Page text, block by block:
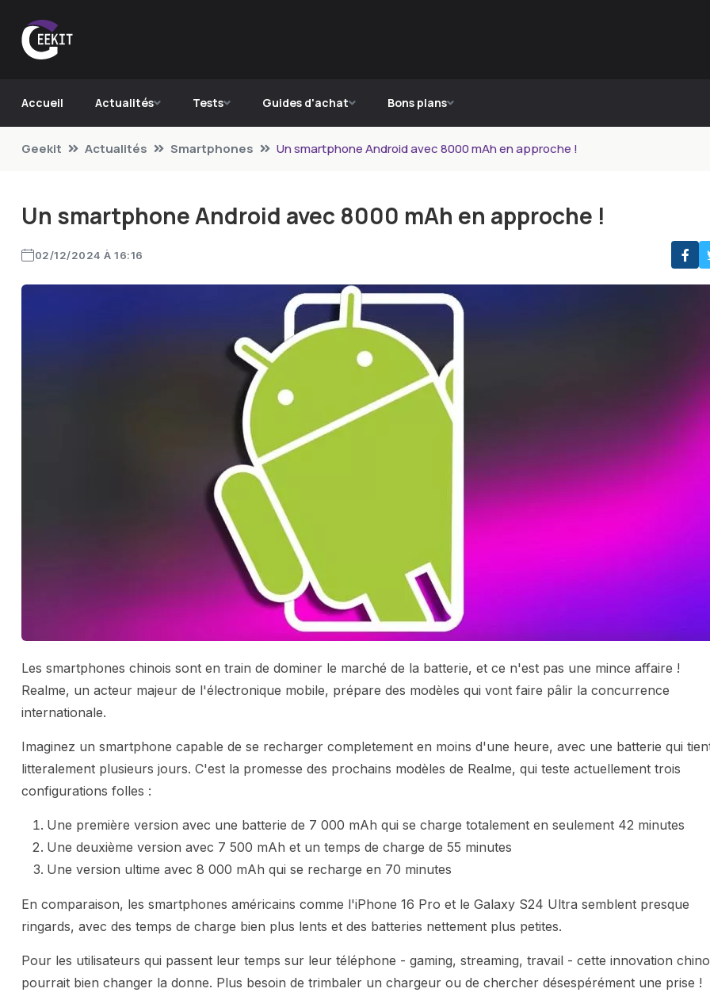
Accueil Actualités Tests Guides d'achat Bons plans
Geekit Actualités Smartphones Un smartphone Android avec 8000 mAh en approche !
Un smartphone Android avec 8000 mAh en approche !
02/12/2024 À 16:16
Les smartphones chinois sont en train de dominer le marché de la batterie, et ce n'est pas une mince affaire !
Realme, un acteur majeur de l'électronique mobile, prépare des modèles qui vont faire pâlir la concurrence
internationale.
Imaginez un smartphone capable de se recharger completement en moins d'une heure, avec une batterie qui
litteralement plusieurs jours. C'est la promesse des prochains modèles de Realme, qui teste actuellement trois
configurations folles :
Une première version avec une batterie de 7 000 mAh qui se charge totalement en seulement 42 minutes
Une deuxième version avec 7 500 mAh et un temps de charge de 55 minutes
Une version ultime avec 8 000 mAh qui se recharge en 70 minutes
En comparaison, les smartphones américains comme l'iPhone 16 Pro et le Galaxy S24 Ultra semblent presque
ringards, avec des temps de charge bien plus lents et des batteries nettement plus petites.
Pour les utilisateurs qui passent leur temps sur leur téléphone - gaming, streaming, travail - cette innovation
pourrait bien changer la donne. Plus besoin de trimbaler un chargeur ou de chercher désespérément une prise !